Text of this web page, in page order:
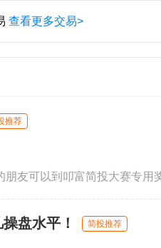
查看更多交易>
推荐
盘水平！ 简投推荐